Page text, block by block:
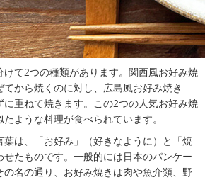
けて2つの種類があります。関西風お好み焼
から焼くのに対し、広島風お好み焼き
に重ねて焼きます。この2つの人気お好み焼
ような料理が食べられています。
葉は、「お好み」（好きなように）と「焼
せたものです。一般的には日本のパンケー
の名の通り、お好み焼きは肉や魚介類、野